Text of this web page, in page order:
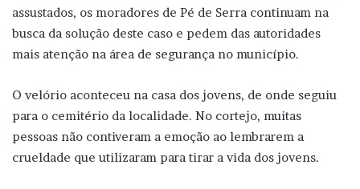
assustados, os moradores de Pé de Serra continuam na
busca da solução deste caso e pedem das autoridades
mais atenção na área de segurança no município.
O velório aconteceu na casa dos jovens, de onde seguiu
para o cemitério da localidade. No cortejo, muitas
pessoas não contiveram a emoção ao lembrarem a
crueldade que utilizaram para tirar a vida dos jovens.